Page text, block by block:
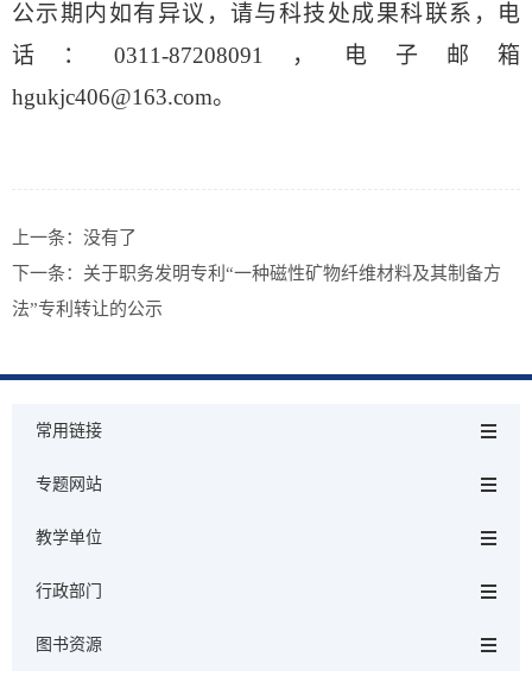
公示期内如有异议，请与科技处成果科联系，电
话：0311-87208091 ，电子邮箱
hgukjc406@163.com。
上一条：没有了
下一条： 关于职务发明专利“一种磁性矿物纤维材料及其制备方
法”专利转让的公示
常用链接
专题网站
教学单位
行政部门
图书资源